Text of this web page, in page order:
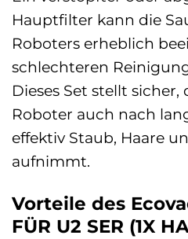
Hauptfilter kann die
Roboters erheblich
schlechteren
Dieses Set stellt sicher,
Roboter auch nach
effektiv Staub, Haare
aufnimmt.
Vorteile des
FÜR U2 SER (1X